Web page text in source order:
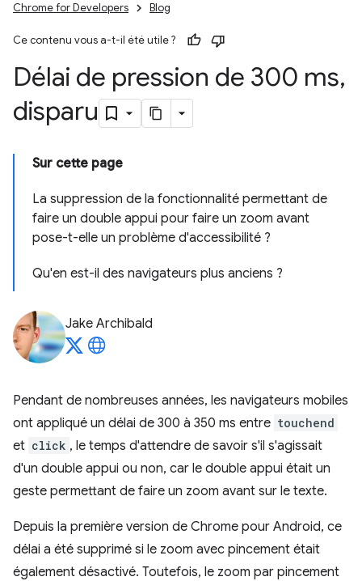
Chrome for Developers Blog
Ce contenu vous a-t-il été utile ?
Délai de pression de 300 ms,
disparu
Sur cette page
La suppression de la fonctionnalité permettant de
faire un double appui pour faire un zoom avant
pose-t-elle un problème d'accessibilité ?
Qu'en est-il des navigateurs plus anciens ?
Jake Archibald
Pendant de nombreuses années, les navigateurs mobiles
ont appliqué un délai de 300 à 350 ms entre touchend
et click , le temps d'attendre de savoir s'il s'agissait
d'un double appui ou non, car le double appui était un
geste permettant de faire un zoom avant sur le texte.
Depuis la première version de Chrome pour Android, ce
délai a été supprimé si le zoom avec pincement était
également désactivé. Toutefois, le zoom par pincement